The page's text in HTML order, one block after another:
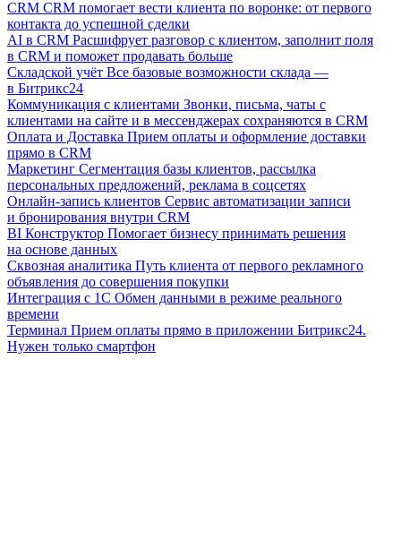
CRM CRM помогает вести клиента по воронке: от первого
контакта до успешной сделки
AI в CRM Расшифрует разговор с клиентом, заполнит поля
в CRM и поможет продавать больше
Складской учёт Все базовые возможности склада —
в Битрикс24
Коммуникация с клиентами Звонки, письма, чаты с
клиентами на сайте и в мессенджерах сохраняются в CRM
Оплата и Доставка Прием оплаты и оформление доставки
прямо в CRM
Маркетинг Сегментация базы клиентов, рассылка
персональных предложений, реклама в соцсетях
Онлайн-запись клиентов Сервис автоматизации записи
и бронирования внутри CRM
BI Конструктор Помогает бизнесу принимать решения
на основе данных
Сквозная аналитика Путь клиента от первого рекламного
объявления до совершения покупки
Интеграция с 1С Обмен данными в режиме реального
времени
Терминал Прием оплаты прямо в приложении Битрикс24.
Нужен только смартфон